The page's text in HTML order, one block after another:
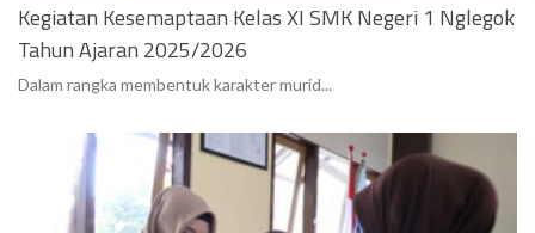
Kegiatan Kesemaptaan Kelas XI SMK Negeri 1 Nglegok
Tahun Ajaran 2025/2026
Dalam rangka membentuk karakter murid...